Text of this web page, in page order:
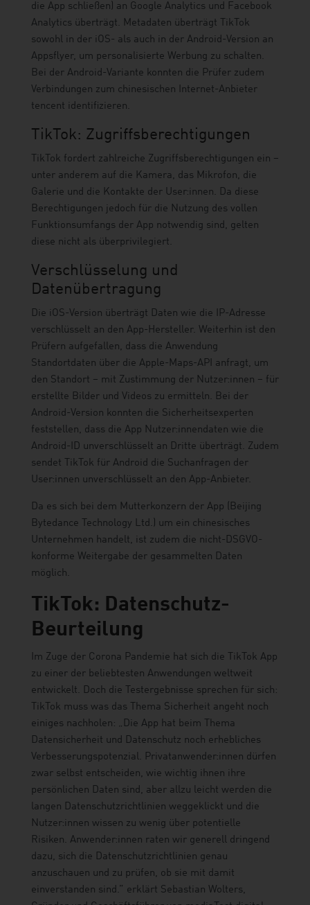
die App schließen) an Google Analytics und Facebook
Analytics überträgt. Metadaten überträgt TikTok
sowohl in der iOS- als auch in der Android-Version an
Appsflyer, um personalisierte Werbung zu schalten.
Bei der Android-Variante konnten die Prüfer zudem
Verbindungen zum chinesischen Internet-Anbieter
tencent identifizieren.
TikTok: Zugriffsberechtigungen
TikTok fordert zahlreiche Zugriffsberechtigungen ein –
unter anderem auf die Kamera, das Mikrofon, die
Galerie und die Kontakte der User:innen. Da diese
Berechtigungen jedoch für die Nutzung des vollen
Funktionsumfangs der App notwendig sind, gelten
diese nicht als überprivilegiert.
Verschlüsselung und
Datenübertragung
Die iOS-Version überträgt Daten wie die IP-Adresse
verschlüsselt an den App-Hersteller. Weiterhin ist den
Prüfern aufgefallen, dass die Anwendung
Standortdaten über die Apple-Maps-API anfragt, um
den Standort – mit Zustimmung der Nutzer:innen – für
erstellte Bilder und Videos zu ermitteln. Bei der
Android-Version konnten die Sicherheitsexperten
feststellen, dass die App Nutzer:innendaten wie die
Android-ID unverschlüsselt an Dritte überträgt. Zudem
sendet TikTok für Android die Suchanfragen der
User:innen unverschlüsselt an den App-Anbieter.
Da es sich bei dem Mutterkonzern der App (Beijing
Bytedance Technology Ltd.) um ein chinesisches
Unternehmen handelt, ist zudem die nicht-DSGVO-
konforme Weitergabe der gesammelten Daten
möglich.
TikTok: Datenschutz-
Beurteilung
Im Zuge der Corona Pandemie hat sich die TikTok App
zu einer der beliebtesten Anwendungen weltweit
entwickelt. Doch die Testergebnisse sprechen für sich:
TikTok muss was das Thema Sicherheit angeht noch
einiges nachholen: „Die App hat beim Thema
Datensicherheit und Datenschutz noch erhebliches
Verbesserungspotenzial. Privatanwender:innen dürfen
zwar selbst entscheiden, wie wichtig ihnen ihre
persönlichen Daten sind, aber allzu leicht werden die
langen Datenschutzrichtlinien weggeklickt und die
Nutzer:innen wissen zu wenig über potentielle
Risiken. Anwender:innen raten wir generell dringend
dazu, sich die Datenschutzrichtlinien genau
anzuschauen und zu prüfen, ob sie mit damit
einverstanden sind.” erklärt Sebastian Wolters,